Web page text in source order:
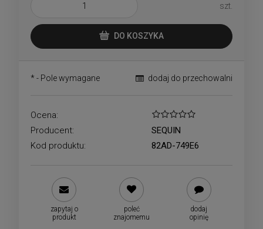
szt.
DO KOSZYKA
dodaj do przechowalni
* - Pole wymagane
Ocena:
Producent:
SEQUIN
Kod produktu:
82AD-749E6
zapytaj o
produkt
poleć
znajomemu
dodaj
opinię